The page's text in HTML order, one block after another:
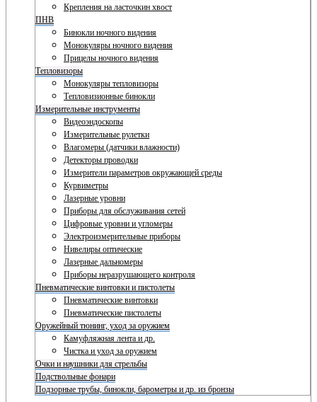
Крепления на ласточкин хвост
ПНВ
Бинокли ночного видения
Монокуляры ночного видения
Прицелы ночного видения
Тепловизоры
Монокуляры тепловизоры
Тепловизионные бинокли
Измерительные инструменты
Видеоэндоскопы
Измерительные рулетки
Влагомеры (датчики влажности)
Детекторы проводки
Измерители параметров окружающей среды
Курвиметры
Лазерные уровни
Приборы для обслуживания сетей
Цифровые уровни и угломеры
Электроизмерительные приборы
Нивелиры оптические
Лазерные дальномеры
Приборы неразрушающего контроля
Пневматические винтовки и пистолеты
Пневматические винтовки
Пневматические пистолеты
Оружейный тюнинг, уход за оружием
Камуфляжная лента и др.
Чистка и уход за оружием
Очки и наушники для стрельбы
Подствольные фонари
Подзорные трубы, бинокли, барометры и др. из бронзы